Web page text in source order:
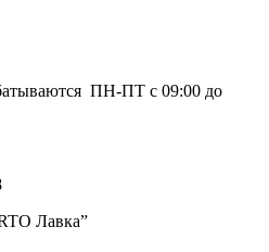
ПН-ПТ с 09:00 до
Лавка”